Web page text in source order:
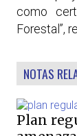
como
Forestal”,
NOTAS
Plan